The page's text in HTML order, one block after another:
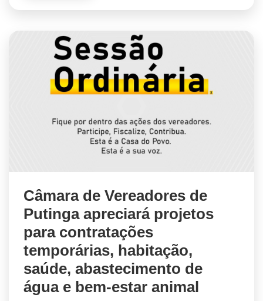
Câmara de Vereadores de
Putinga apreciará projetos
para contratações
temporárias, habitação,
saúde, abastecimento de
água e bem-estar animal